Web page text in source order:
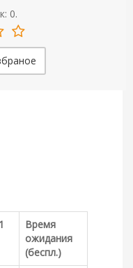
0.
Время
ожидания
(беспл.)